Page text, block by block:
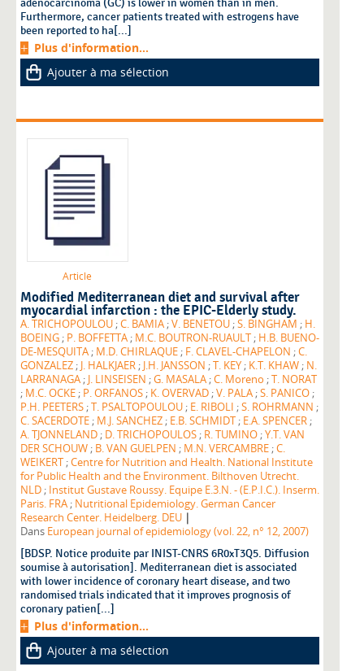
adenocarcinoma (GC) is lower in women than in men.
Furthermore, cancer patients treated with estrogens have
been reported to ha[...]
Plus d'information...
Ajouter à ma sélection
Article
Modified Mediterranean diet and survival after
myocardial infarction : the EPIC-Elderly study.
A. TRICHOPOULOU ;C. BAMIA ;V. BENETOU ;S. BINGHAM ; H.
BOEING ; P. BOFFETTA ; M.C. BOUTRON-RUAULT ; H.B. BUENO-
DE-MESQUITA ; M.D. CHIRLAQUE ; F. CLAVEL-CHAPELON ;C.
GONZALEZ ; J. HALKJAER ; J.H. JANSSON ;T. KEY ; K.T. KHAW ; N.
LARRANAGA ; J. LINSEISEN ;G. MASALA ;C. Moreno ;T. NORAT
; M.C. OCKE ; P. ORFANOS ; K. OVERVAD ;V. PALA ;S. PANICO ;
P.H. PEETERS ;T. PSALTOPOULOU ; E. RIBOLI ;S. ROHRMANN ;
C. SACERDOTE ; M.J. SANCHEZ ; E.B. SCHMIDT ; E.A. SPENCER ;
A. TJONNELAND ; D. TRICHOPOULOS ; R. TUMINO ;Y.T. VAN
DER SCHOUW ; B. VAN GUELPEN ; M.N. VERCAMBRE ;C.
WEIKERT ;Centre for Nutrition and Health. National Institute
for Public Health and the Environment. Bilthoven Utrecht.
NLD ; Institut Gustave Roussy. Equipe E.3.N. - (E.P.I.C.). Inserm.
Paris. FRA ; Nutritional Epidemiology. German Cancer
Research Center. Heidelberg. DEU |
Dans European journal of epidemiology (vol. 22, n° 12, 2007)
[BDSP. Notice produite par INIST-CNRS 6R0xT3Q5. Diffusion
soumise à autorisation]. Mediterranean diet is associated
with lower incidence of coronary heart disease, and two
randomised trials indicated that it improves prognosis of
coronary patien[...]
Plus d'information...
Ajouter à ma sélection